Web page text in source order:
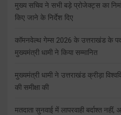
मुख्य सचिव ने सभी बड़े प्रोजेक्ट्स का
किए जाने के निर्देश दिए
कॉमनवेल्थ गेम्स 2026 के उत्तराखंड के
मुख्यमंत्री धामी ने किया सम्मानित
मुख्यमंत्री धामी ने उत्तराखंड क्रीड़ा
की समीक्षा की
मतदाता सुनवाई में लापरवाही बर्दाश्त